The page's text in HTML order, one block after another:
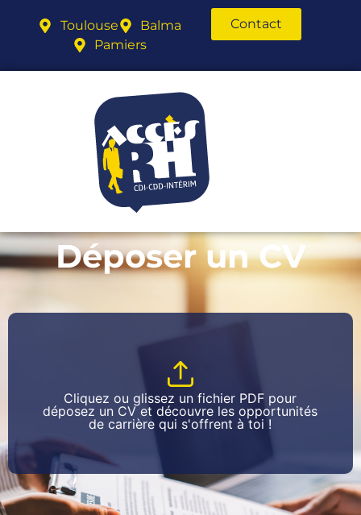
Toulouse
Balma
Pamiers
Contact
Déposer un CV
Cliquez ou glissez un fichier PDF pour
déposez un CV et découvre les opportunités
de carrière qui s'offrent à toi !